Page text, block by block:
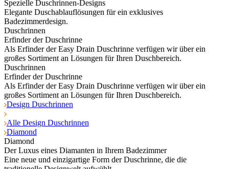
Spezielle Duschrinnen-Designs
Elegante Duschablauflösungen für ein exklusives
Badezimmerdesign.
Duschrinnen
Erfinder der Duschrinne
Als Erfinder der Easy Drain Duschrinne verfügen wir über ein
großes Sortiment an Lösungen für Ihren Duschbereich.
Duschrinnen
Erfinder der Duschrinne
Als Erfinder der Easy Drain Duschrinne verfügen wir über ein
großes Sortiment an Lösungen für Ihren Duschbereich.
Design Duschrinnen
Alle Design Duschrinnen
Diamond
Diamond
Der Luxus eines Diamanten in Ihrem Badezimmer
Eine neue und einzigartige Form der Duschrinne, die die